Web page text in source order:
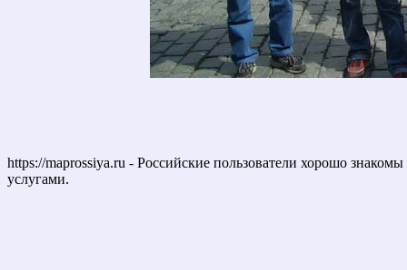
https://maprossiya.ru - Российские пользователи хорошо
услугами.